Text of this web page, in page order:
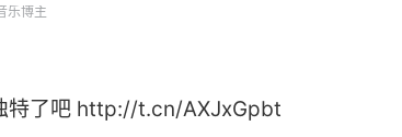
乐博主
特了吧 http://t.cn/AXJxGpbt